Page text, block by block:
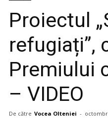
Proiectul
refugiați”,
Premiului
– VIDEO
De către Vocea Olteniei -